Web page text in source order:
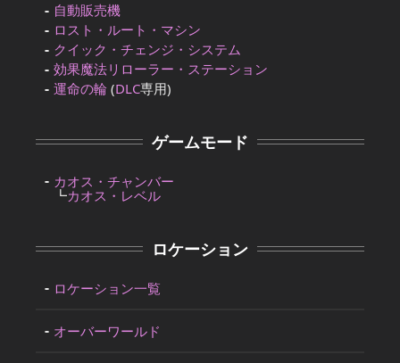
自動販売機
ロスト・ルート・マシン
クイック・チェンジ・システム
効果魔法リローラー・ステーション
運命の輪 (DLC専用)
ゲームモード
カオス・チャンバー
┗カオス・レベル
ロケーション
ロケーション一覧
オーバーワールド